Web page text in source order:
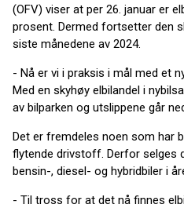
(OFV) viser at per 26. januar er
prosent. Dermed fortsetter den
siste månedene av 2024.
- Nå er vi i praksis i mål med et
Med en skyhøy elbilandel i
av bilparken og utslippene går
Det er fremdeles noen som har
flytende drivstoff. Derfor selges
bensin-, diesel- og hybridbiler i
- Til tross for at det nå finnes